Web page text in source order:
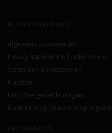
KLANTENSERVICE
Algemene voorwaarden
Privacy Statement & Cookie beleid
Verzenden & retourneren
Klachten
FAQ (Veelgestelde vragen)
Maak kans op 25 euro shop tegoed!
INFORMATIE